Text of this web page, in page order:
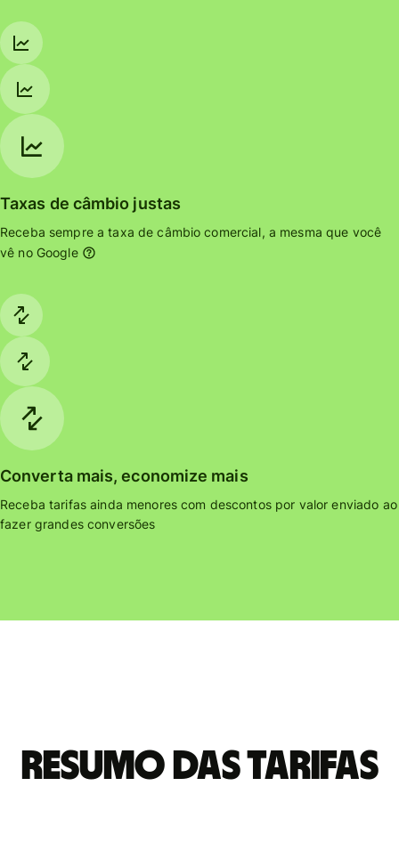
Taxas de câmbio justas
Receba sempre a taxa de câmbio comercial, a mesma que você
vê no Google
Converta mais, economize mais
Receba tarifas ainda menores com descontos por valor enviado ao
fazer grandes conversões
Resumo das tarifas